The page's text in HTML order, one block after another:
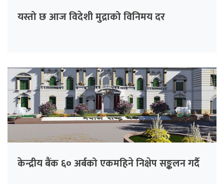
यस्तो छ आज विदेशी मुद्राको विनिमय दर
केन्द्रीय बैंक ६० अर्बको एकमहिने निक्षेप सङ्कलन गर्दै